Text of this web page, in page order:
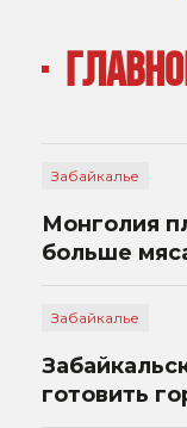
Забайкалье
Монголия
больше
Забайкалье
готовить